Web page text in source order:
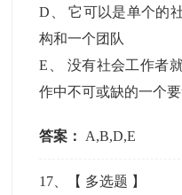
D 、它可以是单个的
构和一个团队
E
没有社会工作者
作中不可或缺的一个
答案： A,B,D,E
17 、【 多选题 】